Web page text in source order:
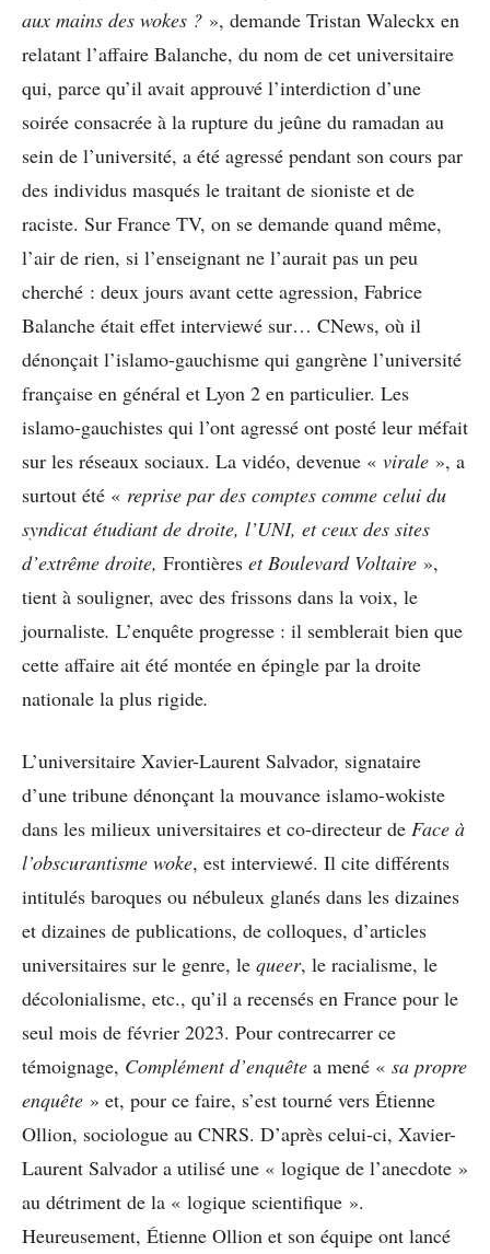
aux mains des wokes ? », demande Tristan Waleckx en
relatant l’affaire Balanche, du nom de cet universitaire
qui, parce qu’il avait approuvé l’interdiction d’une
soirée consacrée à la rupture du jeûne du ramadan au
sein de l’université, a été agressé pendant son cours par
des individus masqués le traitant de sioniste et de
raciste. Sur France TV, on se demande quand même,
l’air de rien, si l’enseignant ne l’aurait pas un peu
cherché : deux jours avant cette agression, Fabrice
Balanche était effet interviewé sur… CNews, où il
dénonçait l’islamo-gauchisme qui gangrène l’université
française en général et Lyon 2 en particulier. Les
islamo-gauchistes qui l’ont agressé ont posté leur méfait
sur les réseaux sociaux. La vidéo, devenue « virale », a
surtout été « reprise par des comptes comme celui du
syndicat étudiant de droite, l’UNI, et ceux des sites
d’extrême droite, Frontières et Boulevard Voltaire »,
tient à souligner, avec des frissons dans la voix, le
journaliste. L’enquête progresse : il semblerait bien que
cette affaire ait été montée en épingle par la droite
nationale la plus rigide.
L’universitaire Xavier-Laurent Salvador, signataire
d’une tribune dénonçant la mouvance islamo-wokiste
dans les milieux universitaires et co-directeur de Face à
l’obscurantisme woke, est interviewé. Il cite différents
intitulés baroques ou nébuleux glanés dans les dizaines
et dizaines de publications, de colloques, d’articles
universitaires sur le genre, le queer, le racialisme, le
décolonialisme, etc., qu’il a recensés en France pour le
seul mois de février 2023. Pour contrecarrer ce
témoignage, Complément d’enquête a mené « sa propre
enquête » et, pour ce faire, s’est tourné vers Étienne
Ollion, sociologue au CNRS. D’après celui-ci, Xavier-
Laurent Salvador a utilisé une « logique de l’anecdote »
au détriment de la « logique scientifique ».
Heureusement, Étienne Ollion et son équipe ont lancé